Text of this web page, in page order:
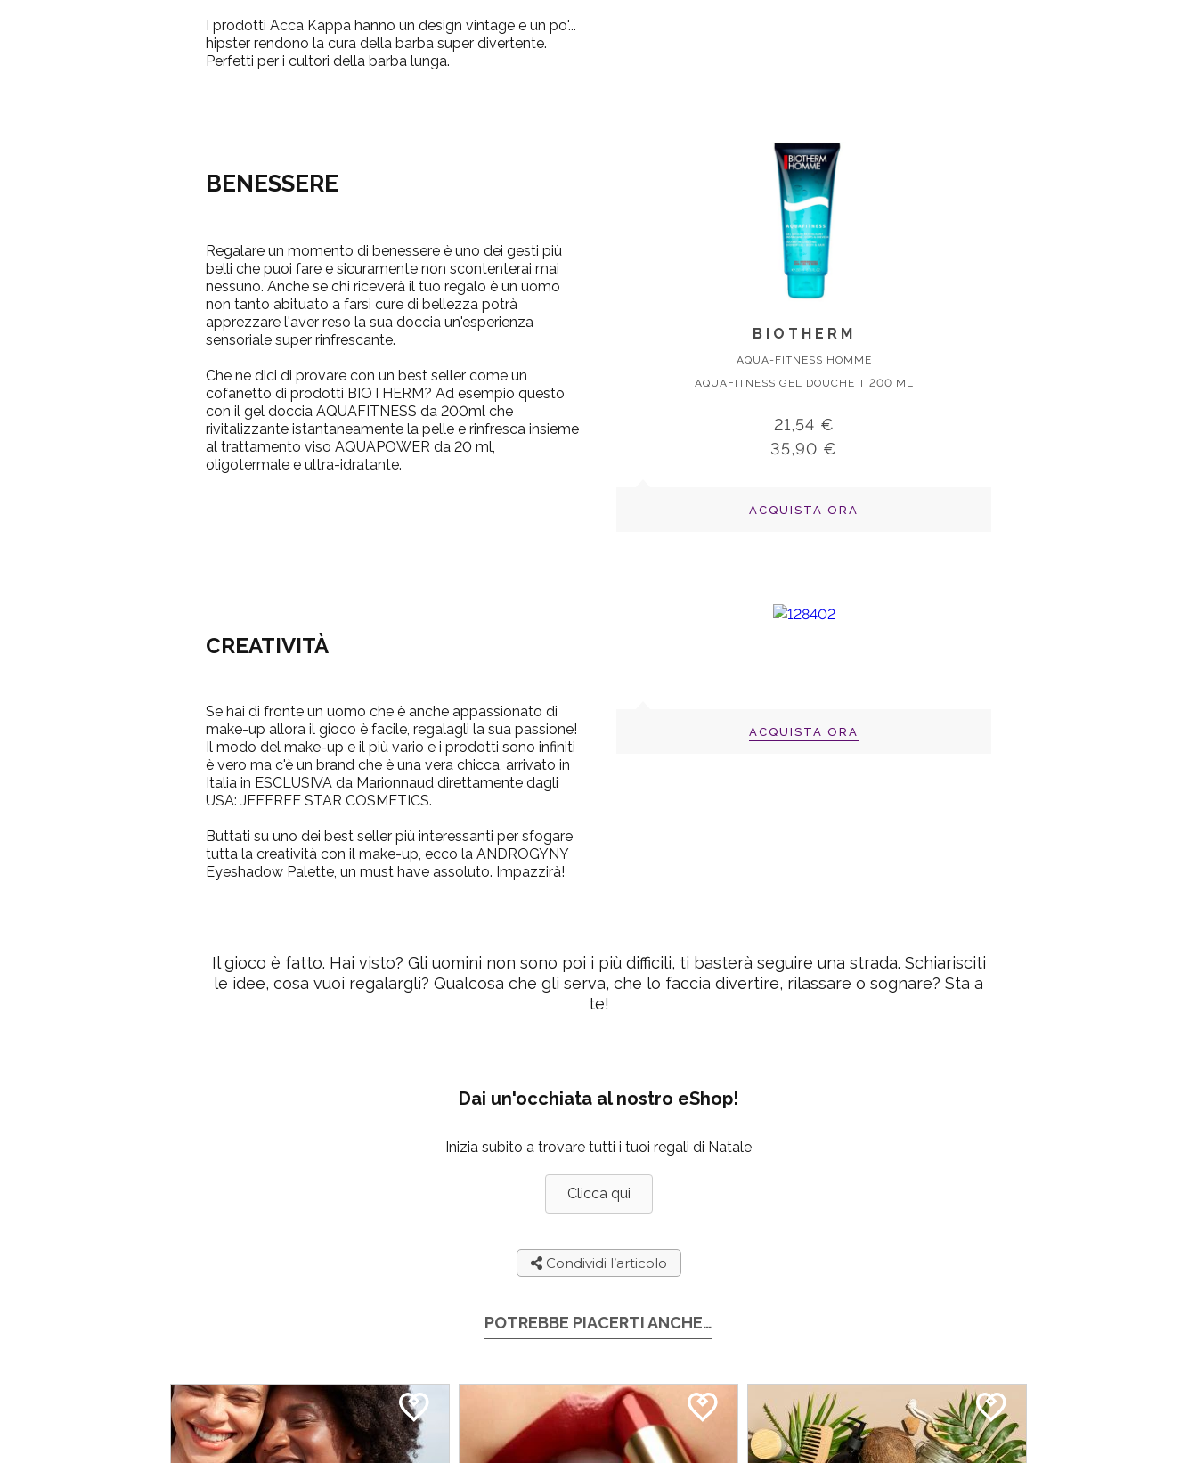
I prodotti Acca Kappa hanno un design vintage e un po'...
hipster rendono la cura della barba super divertente.
Perfetti per i cultori della barba lunga.
BENESSERE
Regalare un momento di benessere è uno dei gesti più
belli che puoi fare e sicuramente non scontenterai mai
nessuno. Anche se chi riceverà il tuo regalo è un uomo
non tanto abituato a farsi cure di bellezza potrà
apprezzare l'aver reso la sua doccia un'esperienza
sensoriale super rinfrescante.
Che ne dici di provare con un best seller come un
cofanetto di prodotti BIOTHERM? Ad esempio questo
con il gel doccia AQUAFITNESS da 200ml che
rivitalizzante istantaneamente la pelle e rinfresca insieme
al trattamento viso AQUAPOWER da 20 ml,
oligotermale e ultra-idratante.
BIOTHERM
AQUA-FITNESS HOMME
AQUAFITNESS GEL DOUCHE T 200 ML
21,54 €
35,90 €
ACQUISTA ORA
CREATIVITÀ
Se hai di fronte un uomo che è anche appassionato di
make-up allora il gioco è facile, regalagli la sua passione!
Il modo del make-up e il più vario e i prodotti sono infiniti
è vero ma c'è un brand che è una vera chicca, arrivato in
Italia in ESCLUSIVA da Marionnaud direttamente dagli
USA: JEFFREE STAR COSMETICS.
Buttati su uno dei best seller più interessanti per sfogare
tutta la creatività con il make-up, ecco la ANDROGYNY
Eyeshadow Palette, un must have assoluto. Impazzirà!
ACQUISTA ORA
Il gioco è fatto. Hai visto? Gli uomini non sono poi i più difficili, ti basterà seguire una strada. Schiarisciti
le idee, cosa vuoi regalargli? Qualcosa che gli serva, che lo faccia divertire, rilassare o sognare? Sta a
te!
Dai un'occhiata al nostro eShop!
Inizia subito a trovare tutti i tuoi regali di Natale
Clicca qui
Condividi l’articolo
POTREBBE PIACERTI ANCHE…